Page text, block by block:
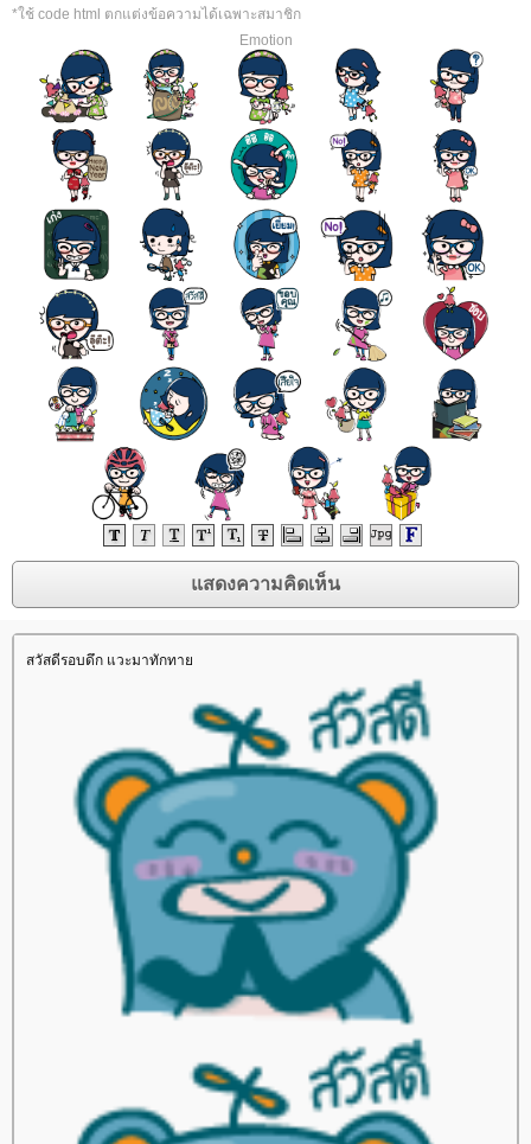
*ใช้ code html ตกแต่งข้อความได้เฉพาะสมาชิก
Emotion
สวัสดีรอบดึก แวะมาทักทา